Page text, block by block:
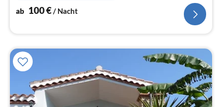
ab 100€/ Nacht